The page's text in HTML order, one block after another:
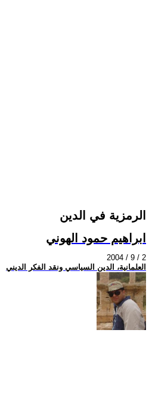
الرمزية في الدين
ابراهيم حمود الهوني
2004 / 9 / 2
العلمانية، الدين السياسي ونقد الفكر الديني